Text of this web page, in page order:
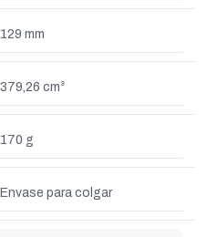
129 mm
379,26 cm³
170 g
Envase para colgar